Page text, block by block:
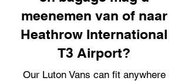
meenemen van of naar
Heathrow International
T3 Airport?
Our Luton Vans can fit anywhere